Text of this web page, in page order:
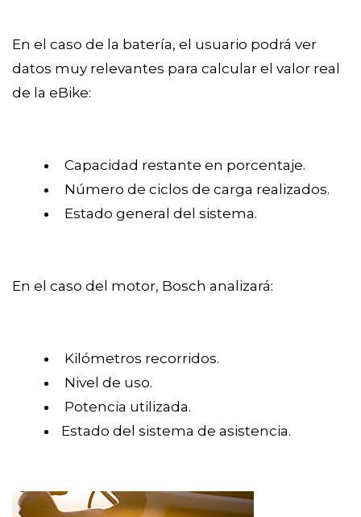
En el caso de la batería, el usuario podrá ver
datos muy relevantes para calcular el valor real
de la eBike:
Capacidad restante en porcentaje.
Número de ciclos de carga realizados.
Estado general del sistema.
En el caso del motor, Bosch analizará:
Kilómetros recorridos.
Nivel de uso.
Potencia utilizada.
Estado del sistema de asistencia.